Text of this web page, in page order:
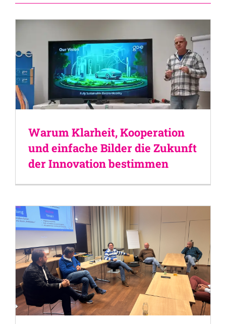
Warum Klarheit, Kooperation
und einfache Bilder die Zukunft
der Innovation bestimmen